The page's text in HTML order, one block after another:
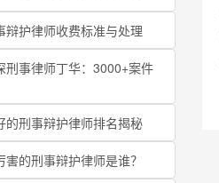
辩护律师收费标准与处理
刑事律师丁华：3000+案件
的刑事辩护律师排名揭秘
害的刑事辩护律师是谁？